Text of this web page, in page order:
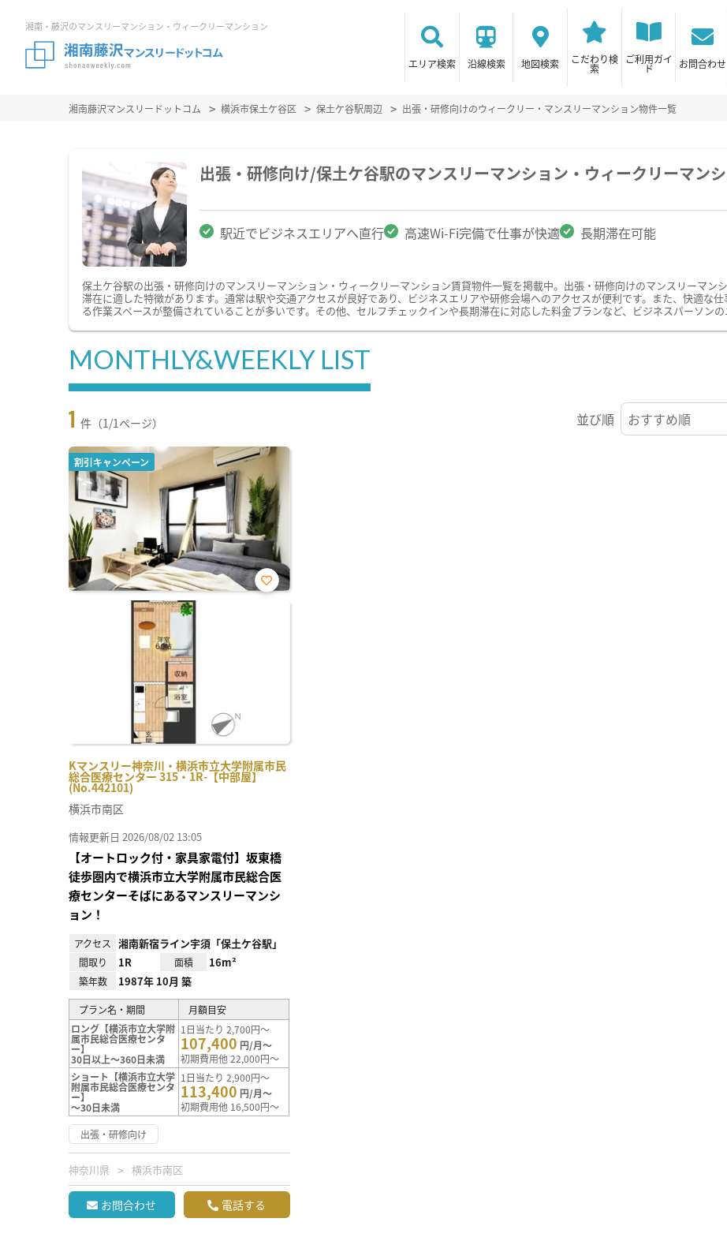
湘南・藤沢のマンスリーマンション・ウィークリーマンション
エリア検索 沿線検索 地図検索 こだわり検
索
ご利用ガイ
ド お問合わせ
湘南藤沢マンスリードットコム 横浜市保土ケ谷区 保土ケ谷駅周辺 出張・研修向けのウィークリー・マンスリーマンション物件一覧
出張・研修向け/保土ケ谷駅のマンスリーマンション・ウィークリーマン
駅近でビジネスエリアへ直行 高速Wi-Fi完備で仕事が快適 長期滞在可能
保土ケ谷駅の出張・研修向けのマンスリーマンション・ウィークリーマンション賃貸物件一覧を掲載中。出張・研修向けのマンスリーマン
滞在に適した特徴があります。通常は駅や交通アクセスが良好であり、ビジネスエリアや研修会場へのアクセスが便利です。また、快適な
る作業スペースが整備されていることが多いです。その他、セルフチェックインや長期滞在に対応した料金プランなど、ビジネスパーソン
MONTHLY&WEEKLY LIST
1 件（1/1ページ） 並び順
割引キャンペーン
Kマンスリー神奈川・横浜市立大学附属市民
総合医療センター 315・1R-【中部屋】
(No.442101)
お気
横浜市南区
情報更新日 2026/08/02 13:05
【オートロック付・家具家電付】坂東橋
徒歩圏内で横浜市立大学附属市民総合医
療センターそばにあるマンスリーマンシ
ョン！
アクセス 湘南新宿ライン宇須「保土ケ谷駅」
間取り 1R 面積 16m²
築年数 1987年 10月 築
プラン名・期間
月額目安
ロング【横浜市立大学附
属市民総合医療センタ
ー】
30日以上～360日未満
1日当たり 2,700円～
107,400 円/月～
初期費用他 22,000円～
ショート【横浜市立大学
附属市民総合医療センタ
ー】
～30日未満
1日当たり 2,900円～
113,400 円/月～
初期費用他 16,500円～
出張・研修向け
神奈川県 横浜市南区
お問合わせ 電話する